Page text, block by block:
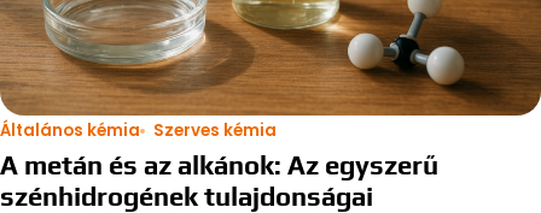
Általános kémia Szerves kémia
A metán és az alkánok: Az egyszerű
szénhidrogének tulajdonságai